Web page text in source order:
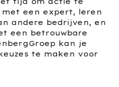
een expert, leren
andere bedrijven, en
een betrouwbare
kan je
te maken voor